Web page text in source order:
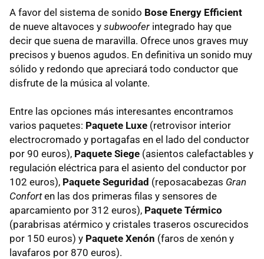
A favor del sistema de sonido Bose Energy Efficient
de nueve altavoces y subwoofer integrado hay que
decir que suena de maravilla. Ofrece unos graves muy
precisos y buenos agudos. En definitiva un sonido muy
sólido y redondo que apreciará todo conductor que
disfrute de la música al volante.
Entre las opciones más interesantes encontramos
varios paquetes: Paquete Luxe (retrovisor interior
electrocromado y portagafas en el lado del conductor
por 90 euros), Paquete Siege (asientos calefactables y
regulación eléctrica para el asiento del conductor por
102 euros), Paquete Seguridad (reposacabezas Gran
Conforten las dos primeras filas y sensores de
aparcamiento por 312 euros), Paquete Térmico
(parabrisas atérmico y cristales traseros oscurecidos
por 150 euros) y Paquete Xenón (faros de xenón y
lavafaros por 870 euros).